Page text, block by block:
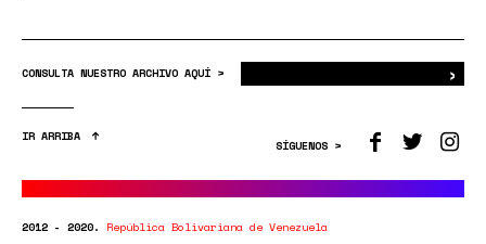
CONSULTA NUESTRO ARCHIVO AQUÍ > ›
IR ARRIBA
SÍGUENOS >
2012 - 2020. República Bolivariana de Venezuela